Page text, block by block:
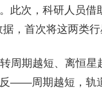
此次，科研人员
，首次将这两类行
周期越短、离恒
——周期越短，轨